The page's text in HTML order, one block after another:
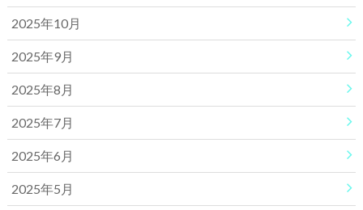
2025年10月
2025年9月
2025年8月
2025年7月
2025年6月
2025年5月